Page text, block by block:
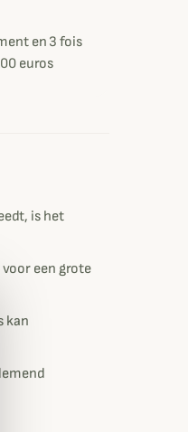
en 3 fois
euros
is het
een grote
kan